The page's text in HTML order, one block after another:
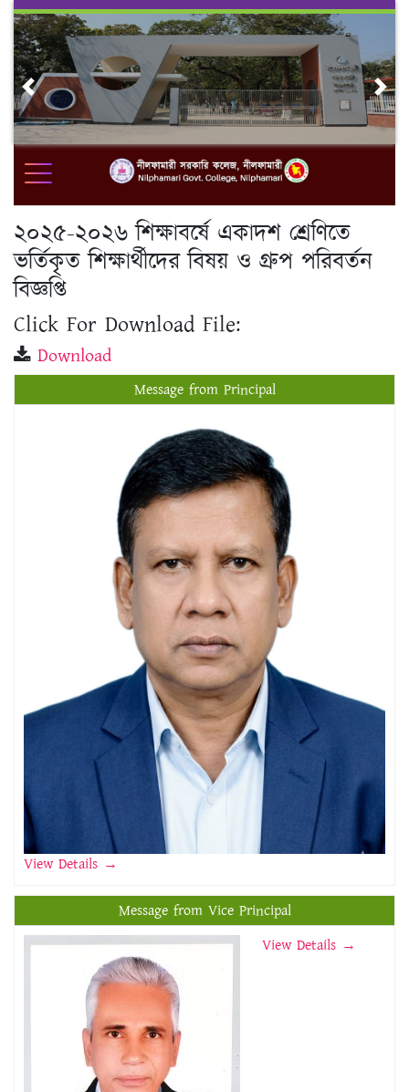
Skip
content
Previous
২০২৫-২০২৬ শিক্ষাবর্ষে একাদশ শ্রেণিতে
ভর্তিকৃত শিক্ষার্থীদের বিষয় ও গ্রুপ পরিবর্তন
বিজ্ঞপ্তি
Click For Download File:
Download
Message from Principal
View Details →
Message from Vice Principal
View Details →